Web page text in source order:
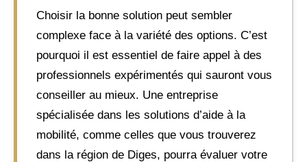
Choisir la bonne solution peut sembler
complexe face à la variété des options. C’est
pourquoi il est essentiel de faire appel à des
professionnels expérimentés qui sauront vous
conseiller au mieux. Une entreprise
spécialisée dans les solutions d’aide à la
mobilité, comme celles que vous trouverez
dans la région de Diges, pourra évaluer votre